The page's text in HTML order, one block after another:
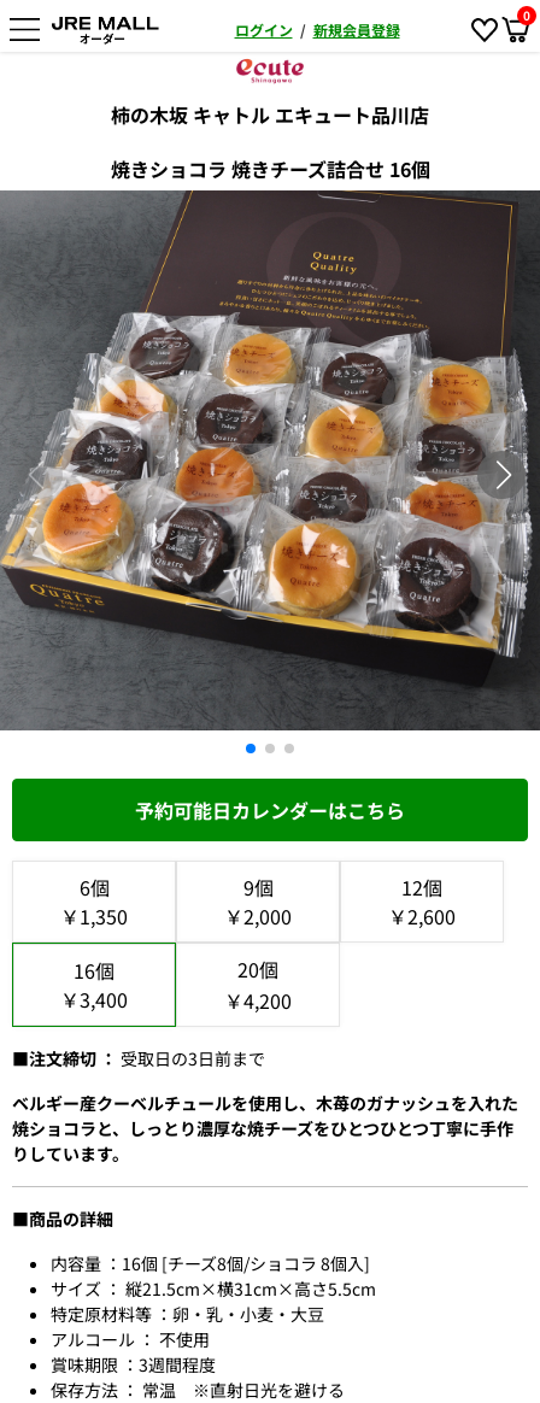
ログイン / 新規会員登録
0
柿の木坂 キャトル エキュート品川店
焼きショコラ 焼きチーズ詰合せ 16個
予約可能日カレンダーはこちら
6個
￥1,350
9個
￥2,000
12個
￥2,600
16個
￥3,400
20個
￥4,200
■注文締切 ： 受取日の3日前まで
ベルギー産クーベルチュールを使用し、木苺のガナッシュを入れた
焼ショコラと、しっとり濃厚な焼チーズをひとつひとつ丁寧に手作
りしています。
■商品の詳細
内容量 ：16個 [チーズ8個/ショコラ 8個入]
サイズ ： 縦21.5cm×横31cm×高さ5.5cm
特定原材料等 ：卵・乳・小麦・大豆
アルコール ： 不使用
賞味期限 ：3週間程度
保存方法 ： 常温 ※直射日光を避ける